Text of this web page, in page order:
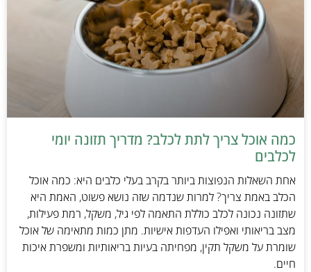
כמה אוכל צריך לתת לכלב? מדריך תזונה יומי
לכלבים
אחת השאלות הנפוצות ביותר בקרב בעלי כלבים היא: כמה אוכל
הכלב באמת צריך? למרות שנדמה שזה נושא פשוט, האמת היא
שתזונה נכונה לכלב כוללת התאמה לפי גיל, משקל, רמת פעילות,
מצב בריאותי ואפילו העדפות אישיות. מתן כמות מתאימה של אוכל
שומרת על משקל תקין, מפחיתה בעיות בריאותיות ומשפרת איכות
חיים.